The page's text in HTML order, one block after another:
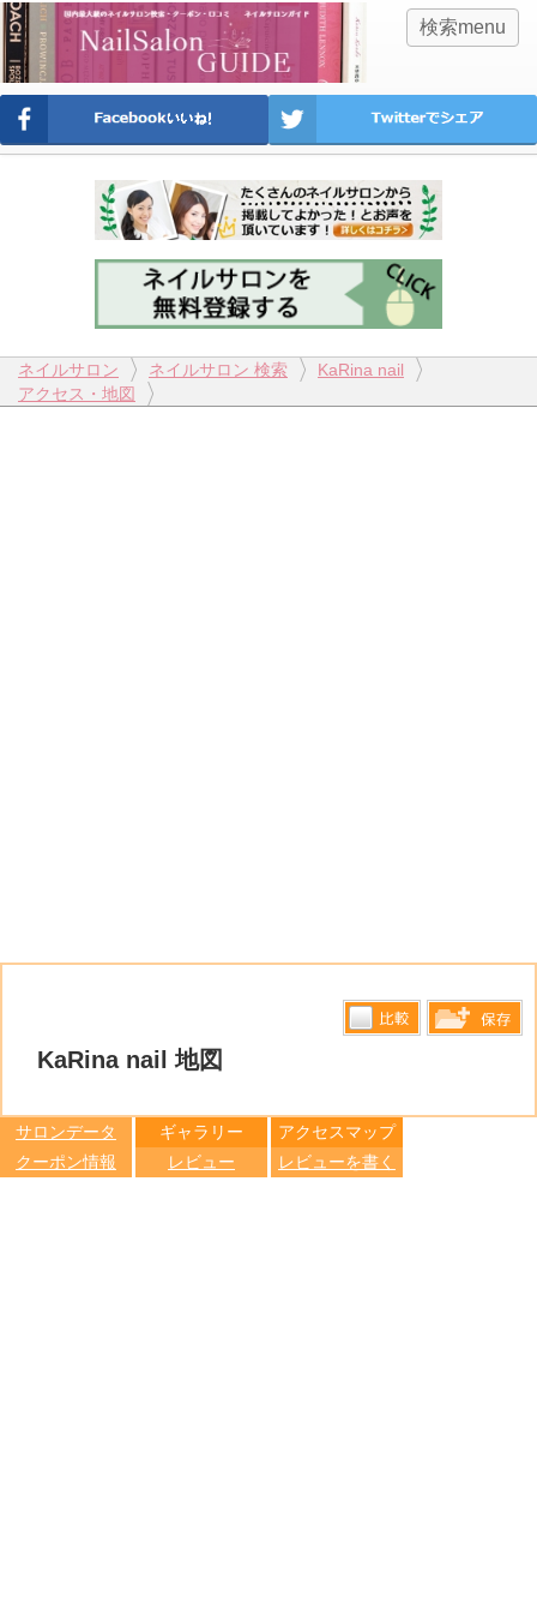
検索menu
ネイルサロン ネイルサロン 検索
KaRina nail
アクセス・地図
KaRina nail 地図
サロンデータ ギャラリー
アクセスマップ
クーポン情報
レビュー レビューを書く